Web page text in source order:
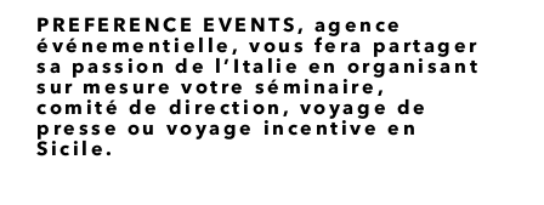
PREFERENCE EVENTS, agence
événementielle, vous fera partager
sa passion de l’Italie en organisant
sur mesure votre séminaire,
comité de direction, voyage de
presse ou voyage incentive en
Sicile.